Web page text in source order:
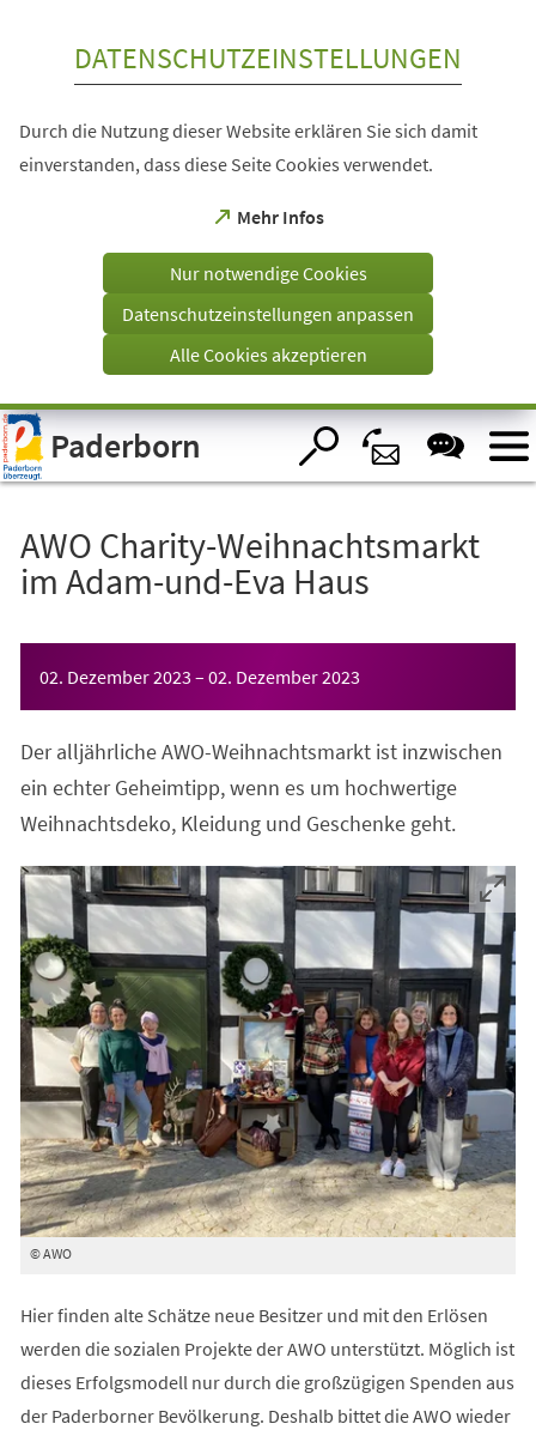
Visuelle
Assistenzsoftware
öffnen.
DATENSCHUTZEINSTELLUNGEN
Durch die Nutzung dieser Website erklären Sie sich damit
einverstanden, dass diese Seite Cookies verwendet.
Mehr Infos
(Öffnet
einem
Tab)
Nur notwendige Cookies
Datenschutzeinstellungen anpassen
Alle Cookies akzeptieren
Paderborn
AWO Charity-Weihnachtsmarkt
im Adam-und-Eva Haus
02. Dezember 2023 – 02. Dezember 2023
Der alljährliche AWO-Weihnachtsmarkt ist inzwischen
ein echter Geheimtipp, wenn es um hochwertige
Weihnachtsdeko, Kleidung und Geschenke geht.
© AWO
Hier finden alte Schätze neue Besitzer und mit den Erlösen
werden die sozialen Projekte der AWO unterstützt. Möglich ist
dieses Erfolgsmodell nur durch die großzügigen Spenden aus
der Paderborner Bevölkerung. Deshalb bittet die AWO wieder